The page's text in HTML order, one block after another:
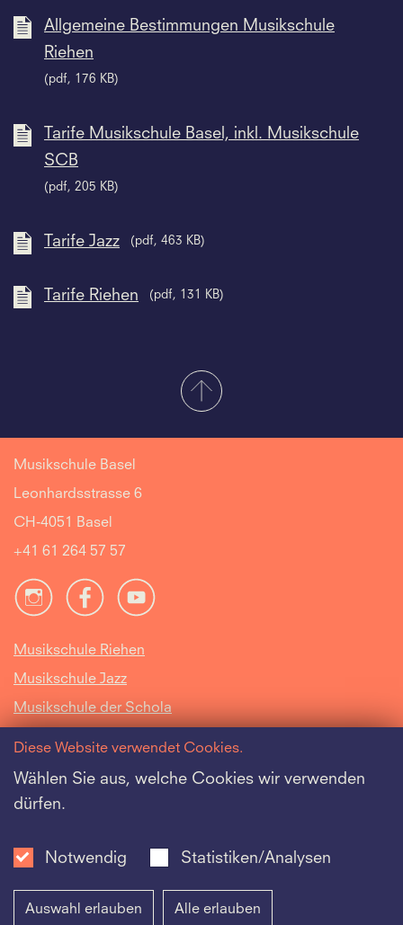
Allgemeine Bestimmungen Musikschule
Riehen
(pdf, 176 KB)
Tarife Musikschule Basel, inkl. Musikschule
SCB
(pdf, 205 KB)
Tarife Jazz (pdf, 463 KB)
Tarife Riehen (pdf, 131 KB)
Musikschule Basel
Leonhardsstrasse 6
CH-4051 Basel
+41 61 264 57 57
Musikschule Riehen
Musikschule Jazz
Musikschule der Schola
Intranet
Offene Stellen
Diese Website verwendet Cookies.
Wählen Sie aus, welche Cookies wir verwenden
dürfen.
Notwendig Statistiken/Analysen
Auswahl erlauben Alle erlauben